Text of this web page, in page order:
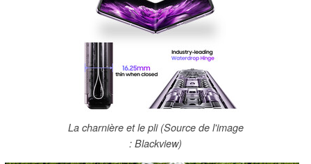
La charnière et le pli (Source de l'image
: Blackview)